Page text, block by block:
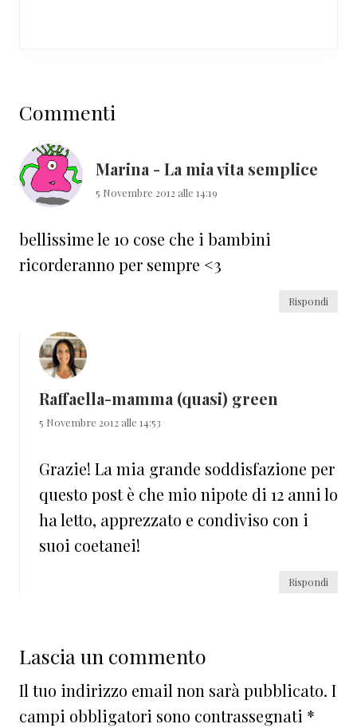
del
lettore
Commenti
Marina - La mia vita semplice
5 Novembre 2012 alle 14:19
bellissime le 10 cose che i bambini
ricorderanno per sempre <3
Rispondi
Raffaella-mamma (quasi) green
5 Novembre 2012 alle 14:53
Grazie! La mia grande soddisfazione per
questo post è che mio nipote di 12 anni lo
ha letto, apprezzato e condiviso con i
suoi coetanei!
Rispondi
Lascia un commento
Il tuo indirizzo email non sarà pubblicato. I
campi obbligatori sono contrassegnati *